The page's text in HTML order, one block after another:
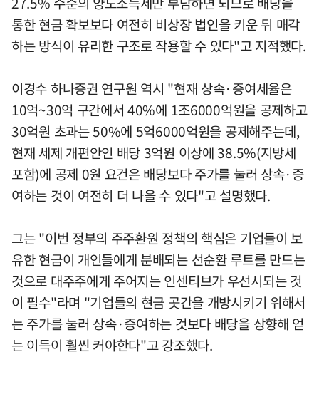
통한 현금 확보보다 여전히 비상장 법인을 키운 뒤 매각
하는 방식이 유리한 구조로 작용할 수 있다"고 지적했다.
이경수 하나증권 연구원 역시 "현재 상속·증여세율은
10억~30억 구간에서 40%에 1조6000억원을 공제하고
30억원 초과는 50%에 5억6000억원을 공제해주는데,
현재 세제 개편안인 배당 3억원 이상에 38.5%(지방세
포함)에 공제 0원 요건은 배당보다 주가를 눌러 상속·증
여하는 것이 여전히 더 나을 수 있다"고 설명했다.
그는 "이번 정부의 주주환원 정책의 핵심은 기업들이 보
유한 현금이 개인들에게 분배되는 선순환 루트를 만드는
것으로 대주주에게 주어지는 인센티브가 우선시되는 것
이 필수"라며 "기업들의 현금 곳간을 개방시키기 위해서
는 주가를 눌러 상속·증여하는 것보다 배당을 상향해 얻
는 이득이 훨씬 커야한다"고 강조했다.